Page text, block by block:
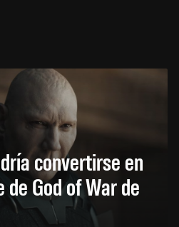
convertirse en
God of War de